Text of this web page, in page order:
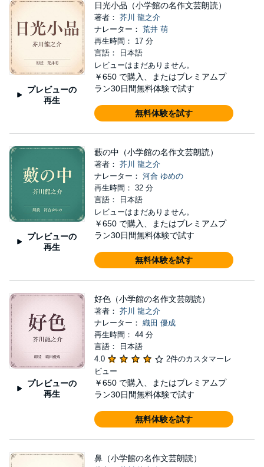
プレビューの
再生
日光小品（小学館の名作文芸朗読）
著者： 芥川 龍之介
ナレーター： 荒井 萌
再生時間： 17 分
言語： 日本語
レビューはまだありません。
￥650 で購入、またはプレミアムプ
ラン30日間無料体験で試す
無料体験を試す
プレビューの
再生
藪の中（小学館の名作文芸朗読）
著者： 芥川 龍之介
ナレーター： 河合 ゆめの
再生時間： 32 分
言語： 日本語
レビューはまだありません。
￥650 で購入、またはプレミアムプ
ラン30日間無料体験で試す
無料体験を試す
プレビューの
再生
好色（小学館の名作文芸朗読）
著者： 芥川 龍之介
ナレーター： 織田 優成
再生時間： 44 分
言語： 日本語
4.0
2件のカスタマーレ
ビュー
￥650 で購入、またはプレミアムプ
ラン30日間無料体験で試す
無料体験を試す
鼻（小学館の名作文芸朗読）